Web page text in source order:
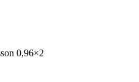
0,96×2